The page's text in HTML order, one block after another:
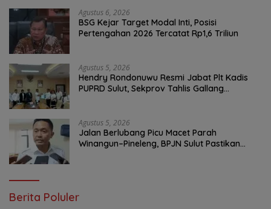
Agustus 6, 2026
BSG Kejar Target Modal Inti, Posisi
Pertengahan 2026 Tercatat Rp1,6 Triliun
Agustus 5, 2026
Hendry Rondonuwu Resmi Jabat Plt Kadis
PUPRD Sulut, Sekprov Tahlis Gallang
Agustus 5, 2026
Jalan Berlubang Picu Macet Parah
Winangun–Pineleng, BPJN Sulut Pastikan
Berita Poluler